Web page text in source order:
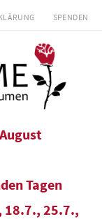
SPENDEN
Tagen
18.7., 25.7.,